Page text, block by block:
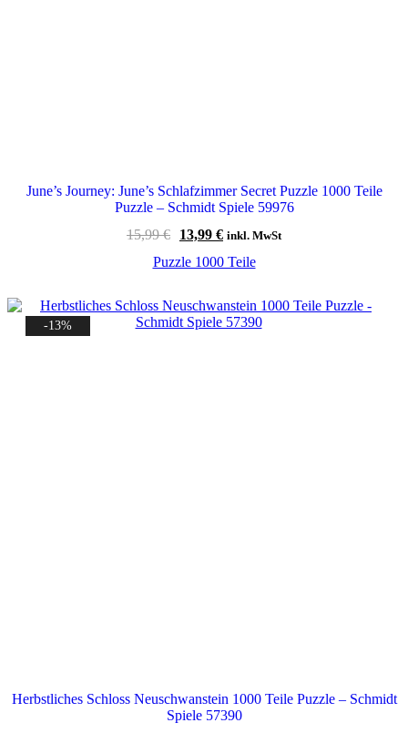
June’s Journey: June’s Schlafzimmer Secret Puzzle 1000 Teile
Puzzle – Schmidt Spiele 59976
15,99€
Ursprünglicher
war:
13,99 €Aktueller
ist:
inkl. MwSt
Puzzle 1000 Teile
-13%
Herbstliches Schloss Neuschwanstein 1000 Teile Puzzle – Schmidt
Spiele 57390